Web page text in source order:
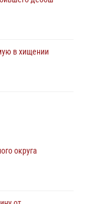
в хищении
ЗАДЕРЖАНО 23
округа